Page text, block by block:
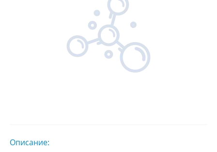
Описание: